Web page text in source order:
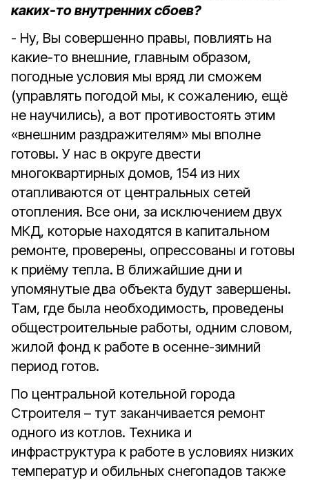
каких-то внутренних сбоев?
- Ну, Вы совершенно правы, повлиять на
какие-то внешние, главным образом,
погодные условия мы вряд ли сможем
(управлять погодой мы, к сожалению, ещё
не научились), а вот противостоять этим
«внешним раздражителям» мы вполне
готовы. У нас в округе двести
многоквартирных домов, 154 из них
отапливаются от центральных сетей
отопления. Все они, за исключением двух
МКД, которые находятся в капитальном
ремонте, проверены, опрессованы и готовы
к приёму тепла. В ближайшие дни и
упомянутые два объекта будут завершены.
Там, где была необходимость, проведены
общестроительные работы, одним словом,
жилой фонд к работе в осенне-зимний
период готов.
По центральной котельной города
Строителя – тут заканчивается ремонт
одного из котлов. Техника и
инфраструктура к работе в условиях низких
температур и обильных снегопадов также